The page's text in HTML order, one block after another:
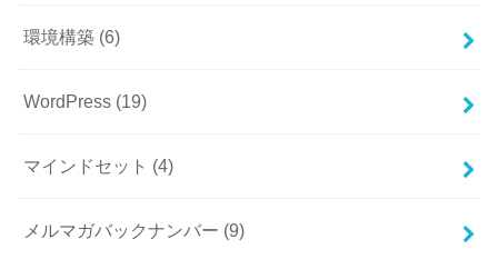
環境構築 (6)
WordPress (19)
マインドセット (4)
メルマガバックナンバー (9)